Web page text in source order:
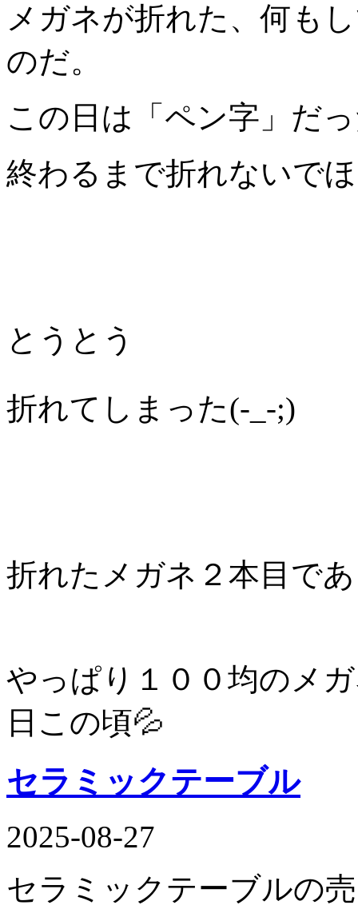
メガネが折れた、何も
のだ。
この日は「ペン字」だ
終わるまで折れないで
とうとう
折れてしまった(-_-;)
折れたメガネ２本目で
やっぱり１００均のメ
日この頃💦
セラミックテーブル
2025-08-27
セラミックテーブルの